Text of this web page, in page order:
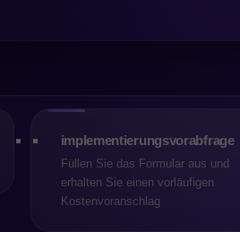
implementierungsvorabfrage
Füllen Sie das Formular aus und
erhalten Sie einen vorläufigen
Kostenvoranschlag
Konsens. Im täglichen
zeigt